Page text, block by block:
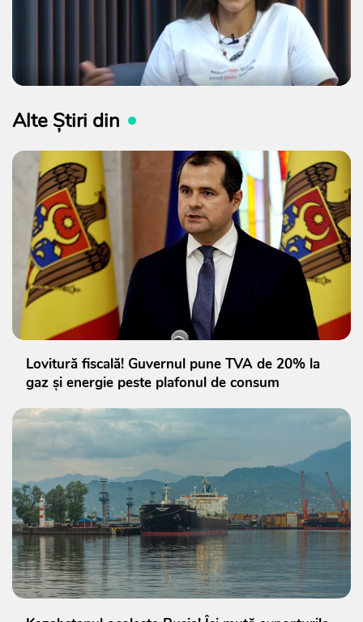
Alte Știri din
Lovitură fiscală! Guvernul pune TVA de 20% la
gaz și energie peste plafonul de consum